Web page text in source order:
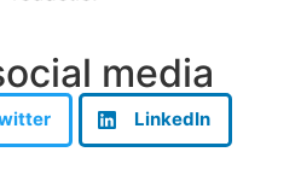
media
LinkedIn